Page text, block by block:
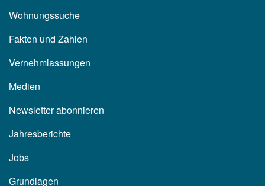
Wohnungssuche
Fakten und Zahlen
Vernehmlassungen
Medien
Newsletter abonnieren
Jahresberichte
Jobs
Grundlagen